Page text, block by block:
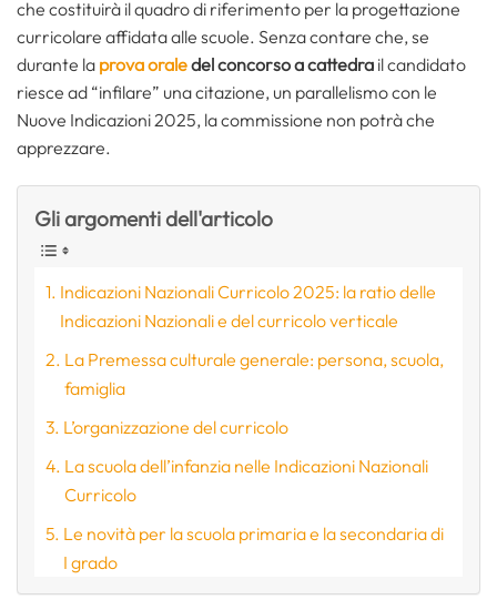
che costituirà il quadro di riferimento per la progettazione
curricolare affidata alle scuole. Senza contare che, se
durante la prova oraledel concorso a cattedra il candidato
riesce ad “infilare” una citazione, un parallelismo con le
Nuove Indicazioni 2025, la commissione non potrà che
apprezzare.
Gli argomenti dell'articolo
Indicazioni Nazionali Curricolo 2025: la ratio delle
Indicazioni Nazionali e del curricolo verticale
La Premessa culturale generale: persona, scuola,
famiglia
L’organizzazione del curricolo
La scuola dell’infanzia nelle Indicazioni Nazionali
Curricolo
Le novità per la scuola primaria e la secondaria di
I grado